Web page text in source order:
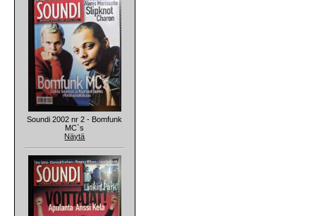
Soundi 2002 nr 2 - Bomfunk
MC`s
Näytä